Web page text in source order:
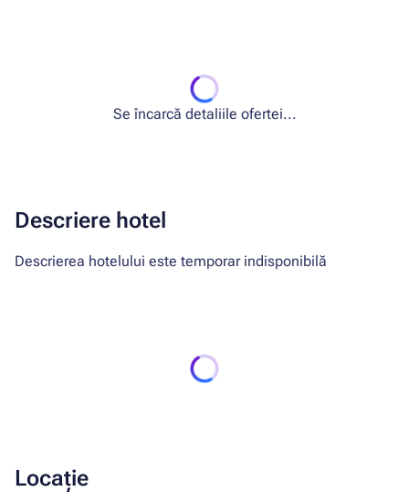
Se încarcă detaliile ofertei...
Descriere hotel
Descrierea hotelului este temporar indisponibilă
Locație